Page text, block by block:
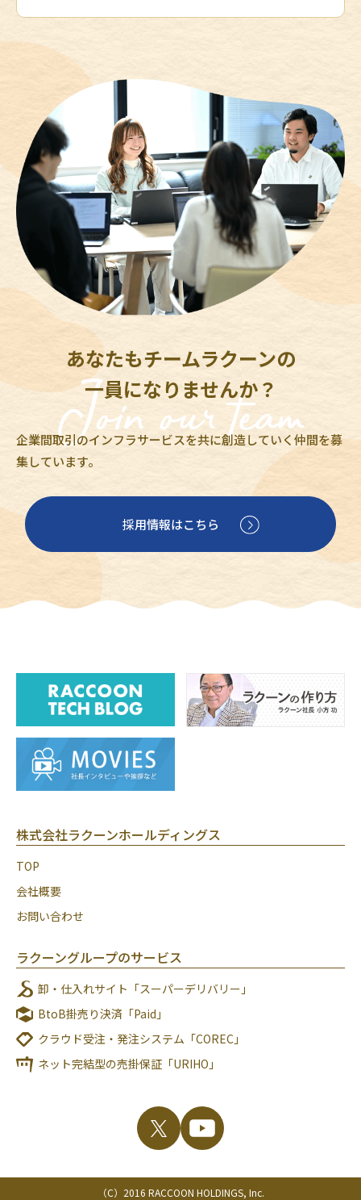
あなたもチームラクーンの
一員になりませんか？
企業間取引のインフラサービスを共に創造していく仲間を募
集しています。
採用情報はこちら
株式会社ラクーンホールディングス
TOP
会社概要
お問い合わせ
ラクーングループのサービス
卸・仕入れサイト「スーパーデリバリー」
BtoB掛売り決済「Paid」
クラウド受注・発注システム「COREC」
ネット完結型の売掛保証「URIHO」
（C）2016 RACCOON HOLDINGS, Inc.